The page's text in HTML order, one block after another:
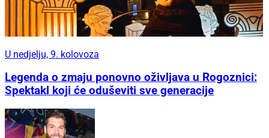
U nedjelju, 9. kolovoza
Legenda o zmaju ponovno oživljava u Rogoznici:
Spektakl koji će oduševiti sve generacije